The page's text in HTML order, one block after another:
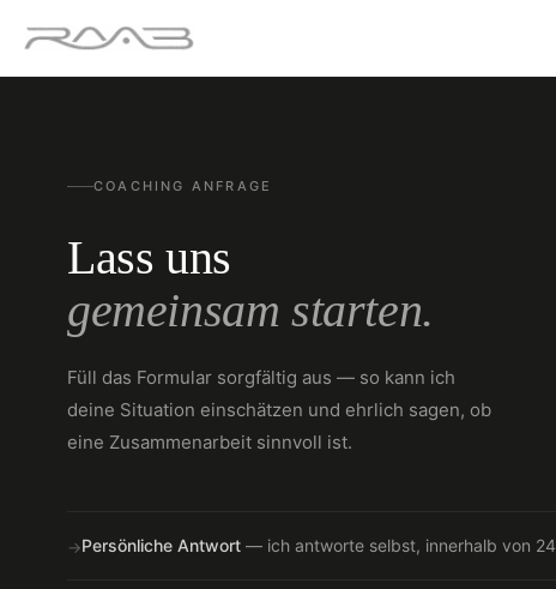
COACHING ANFRAGE
Lass uns
gemeinsam starten.
Füll das Formular sorgfältig aus — so kann ich
deine Situation einschätzen und ehrlich sagen, ob
eine Zusammenarbeit sinnvoll ist.
→Persönliche Antwort — ich antworte selbst, innerhalb von